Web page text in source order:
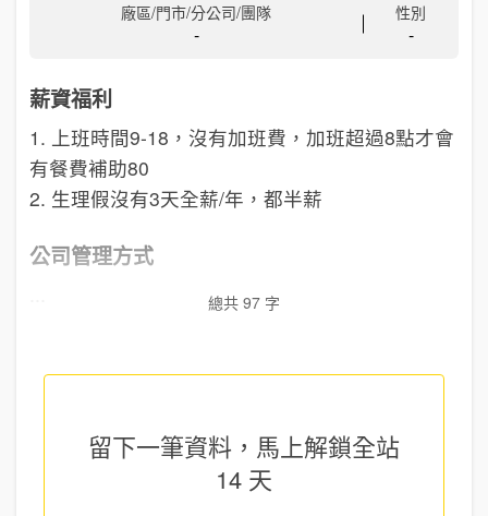
廠區/門市/分公司/團隊
-
性別
-
薪資福利
1. 上班時間9-18，沒有加班費，加班超過8點才會
有餐費補助80
2. 生理假沒有3天全薪/年，都半薪
公司管理方式
總共 97 字
留下一筆資料，馬上解鎖全站
14 天